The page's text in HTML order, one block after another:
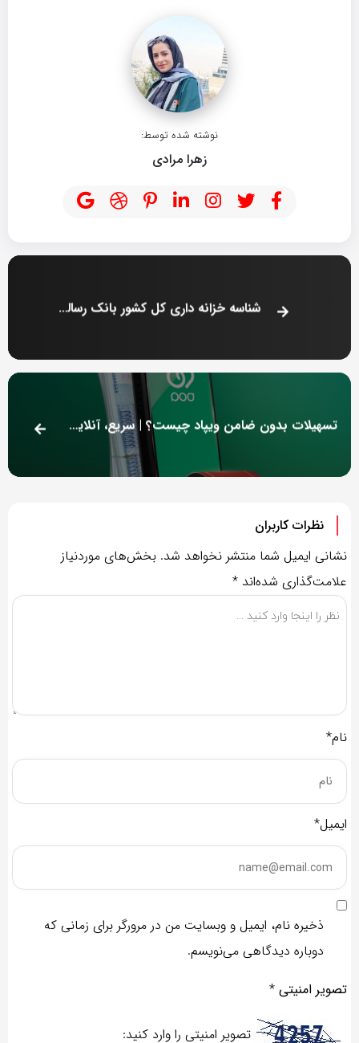
نوشته شده توسط:
زهرا مرادی
شناسه خزانه داری کل کشور بانک رسالت چیست؟
تسهیلات بدون ضامن ویپاد چیست؟ | سریع، آنلاین و بدون وثیقه
نظرات کاربران
نشانی ایمیل شما منتشر نخواهد شد. بخش‌های موردنیاز
علامت‌گذاری شده‌اند *
نام*
ایمیل*
ذخیره نام، ایمیل و وبسایت من در مرورگر برای زمانی که
دوباره دیدگاهی می‌نویسم.
تصویر امنیتی *
تصویر امنیتی را وارد کنید: